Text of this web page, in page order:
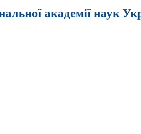
академії наук